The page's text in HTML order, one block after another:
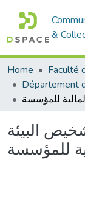
&
Home
البيئة
للمؤسسة